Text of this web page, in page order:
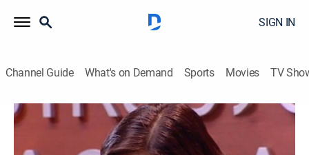
SIGN IN
Channel Guide What's on Demand Sports Movies TV
Al fondo hay sitio
S1 E117 | Al fondo hay sitio